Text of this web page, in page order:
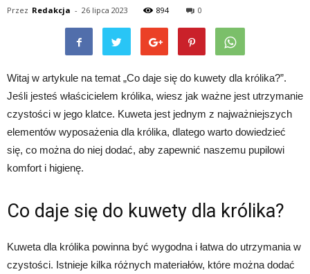
Przez Redakcja - 26 lipca 2023 894 0
Witaj w artykule na temat „Co daje się do kuwety dla królika?”.
Jeśli jesteś właścicielem królika, wiesz jak ważne jest utrzymanie
czystości w jego klatce. Kuweta jest jednym z najważniejszych
elementów wyposażenia dla królika, dlatego warto dowiedzieć
się, co można do niej dodać, aby zapewnić naszemu pupilowi
komfort i higienę.
Co daje się do kuwety dla królika?
Kuweta dla królika powinna być wygodna i łatwa do utrzymania w
czystości. Istnieje kilka różnych materiałów, które można dodać